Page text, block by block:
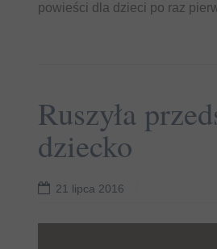
powieści dla dzieci po raz
Ruszyła
dziecko
21 lipca 2016